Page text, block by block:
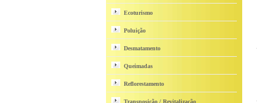
Ecoturismo
Poluição
Desmatamento
Queimadas
Reflorestamento
Transposição / Revitalização